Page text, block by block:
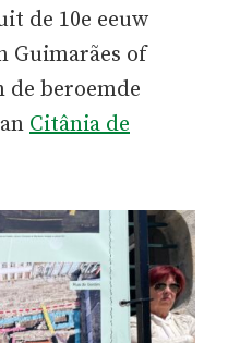
de 10e eeuw
Guimarães of
de beroemde
Citânia de